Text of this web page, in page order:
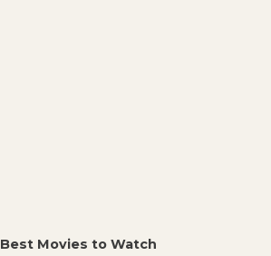
Best Movies to Watch